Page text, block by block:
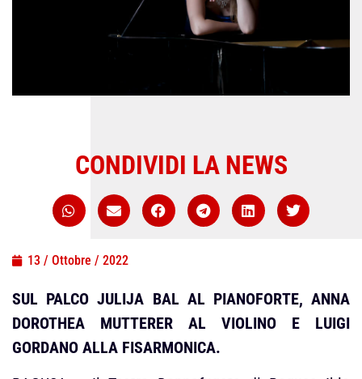
13 / Ottobre / 2022
SUL PALCO JULIJA BAL AL PIANOFORTE, ANNA
DOROTHEA MUTTERER AL VIOLINO E LUIGI
GORDANO ALLA FISARMONICA.
CONDIVIDI LA NEWS